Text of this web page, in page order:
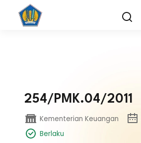
254/PMK.04/2011
Kementerian Keuangan
Berlaku